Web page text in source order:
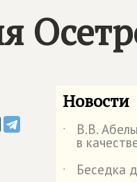
Новости
˙ В.В.
в
˙
Беседка